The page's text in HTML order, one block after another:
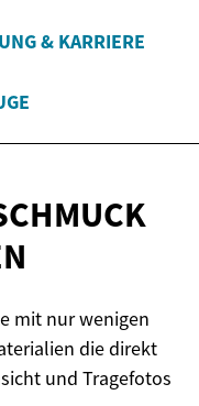
& KARRIERE
mit nur wenigen
die direkt
und Tragefotos